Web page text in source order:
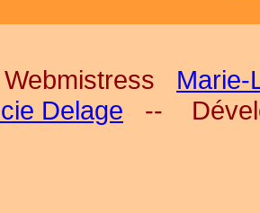
Delage
--